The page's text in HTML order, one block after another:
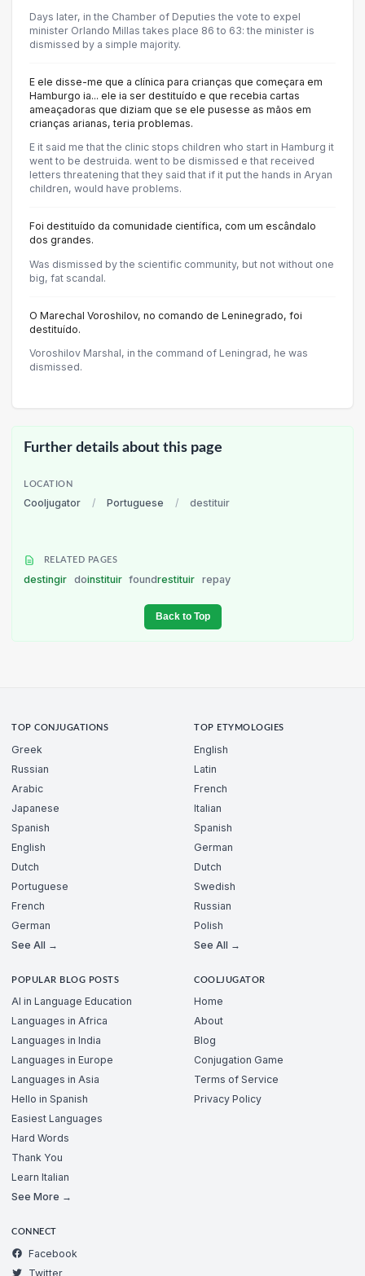
Days later, in the Chamber of Deputies the vote to expel
minister Orlando Millas takes place 86 to 63: the minister is
dismissed by a simple majority.
E ele disse-me que a clínica para crianças que começara em
Hamburgo ia... ele ia ser destituído e que recebia cartas
ameaçadoras que diziam que se ele pusesse as mãos em
crianças arianas, teria problemas.
E it said me that the clinic stops children who start in Hamburg it
went to be destruida. went to be dismissed e that received
letters threatening that they said that if it put the hands in Aryan
children, would have problems.
Foi destituído da comunidade científica, com um escândalo
dos grandes.
Was dismissed by the scientific community, but not without one
big, fat scandal.
O Marechal Voroshilov, no comando de Leninegrado, foi
destituído.
Voroshilov Marshal, in the command of Leningrad, he was
dismissed.
Further details about this page
LOCATION
Cooljugator / Portuguese / destituir
RELATED PAGES
destingir doinstituir foundrestituir repay
Back to Top
TOP CONJUGATIONS
Greek
Russian
Arabic
Japanese
Spanish
English
Dutch
Portuguese
French
German
See All →
TOP ETYMOLOGIES
English
Latin
French
Italian
Spanish
German
Dutch
Swedish
Russian
Polish
See All →
POPULAR BLOG POSTS
AI in Language Education
Languages in Africa
Languages in India
Languages in Europe
Languages in Asia
Hello in Spanish
Easiest Languages
Hard Words
Thank You
Learn Italian
See More →
COOLJUGATOR
Home
About
Blog
Conjugation Game
Terms of Service
Privacy Policy
CONNECT
Facebook
Twitter